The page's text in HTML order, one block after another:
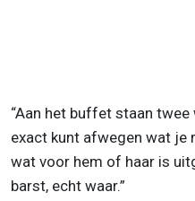
“Aan het buffet staan
exact kunt afwegen wat je
wat voor hem of haar is
barst, echt waar.”